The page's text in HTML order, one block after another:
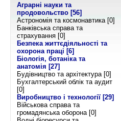
Аграрні науки та
продовольство [56]
Астрономія та космонавтика [0]
Банківська справа та
страхування [0]
Безпека життєдіяльності та
охорона праці [6]
Біологія, ботаніка та
анатомія [27]
Будівництво та архітектура [0]
Бухгалтерський облік та аудит
[0]
Виробництво і технології [29]
Військова справа та
громадянська оборона [0]